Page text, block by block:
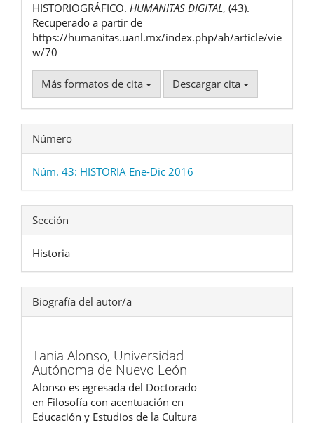
HISTORIOGRÁFICO. HUMANITAS DIGITAL, (43).
Recuperado a partir de
https://humanitas.uanl.mx/index.php/ah/article/vie
w/70
Más formatos de cita Descargar cita
Número
Núm. 43: HISTORIA Ene-Dic 2016
Sección
Historia
Biografía del autor/a
Tania Alonso, Universidad
Autónoma de Nuevo León
Alonso es egresada del Doctorado
en Filosofía con acentuación en
Educación y Estudios de la Cultura